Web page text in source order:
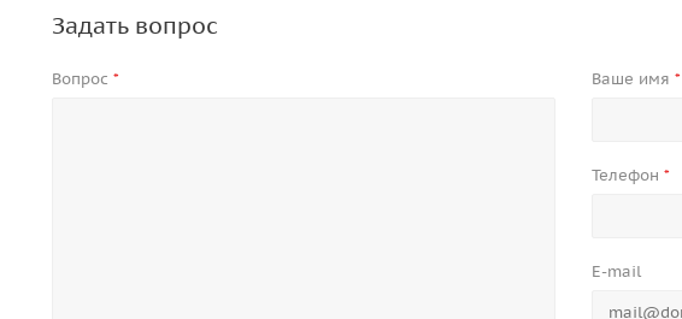
Задать вопрос
Вопрос * Ваше имя*
Телефон*
E-mail